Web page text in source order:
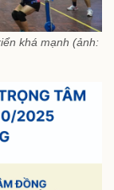
khá mạnh (ảnh: